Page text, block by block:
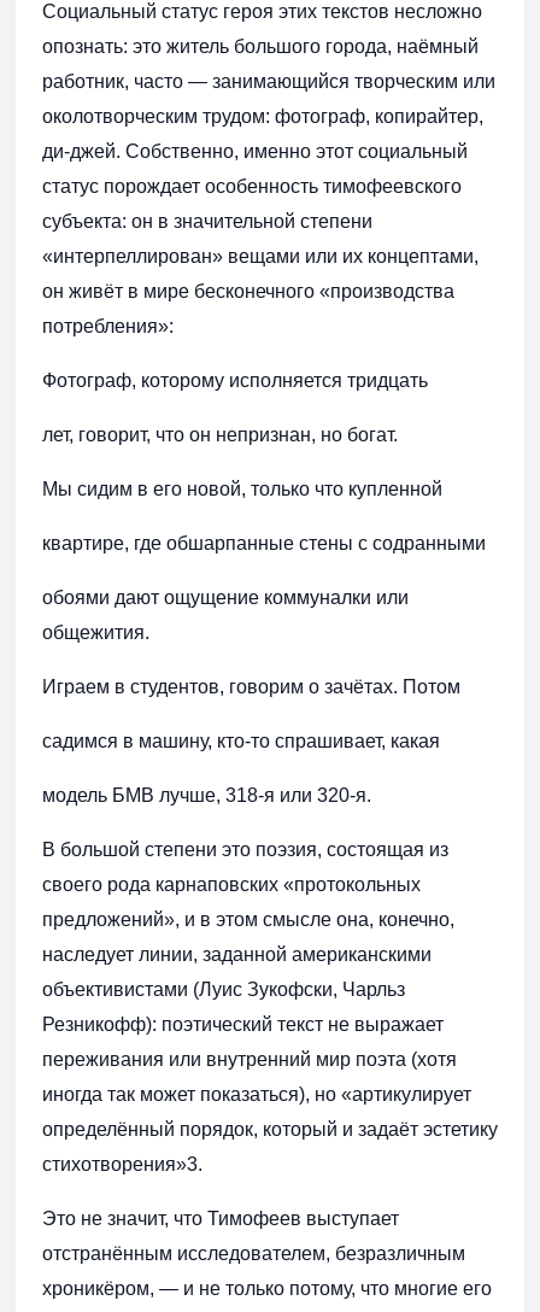
Социальный статус героя этих текстов несложно
опознать: это житель большого города, наёмный
работник, часто — занимающийся творческим или
околотворческим трудом: фотограф, копирайтер,
ди-джей. Собственно, именно этот социальный
статус порождает особенность тимофеевского
субъекта: он в значительной степени
«интерпеллирован» вещами или их концептами,
он живёт в мире бесконечного «производства
потребления»:
Фотограф, которому исполняется тридцать
лет, говорит, что он непризнан, но богат.
Мы сидим в его новой, только что купленной
квартире, где обшарпанные стены с содранными
обоями дают ощущение коммуналки или
общежития.
Играем в студентов, говорим о зачётах. Потом
садимся в машину, кто-то спрашивает, какая
модель БМВ лучше, 318-я или 320-я.
В большой степени это поэзия, состоящая из
своего рода карнаповских «протокольных
предложений», и в этом смысле она, конечно,
наследует линии, заданной американскими
объективистами (Луис Зукофски, Чарльз
Резникофф): поэтический текст не выражает
переживания или внутренний мир поэта (хотя
иногда так может показаться), но «артикулирует
определённый порядок, который и задаёт эстетику
стихотворения»3.
Это не значит, что Тимофеев выступает
отстранённым исследователем, безразличным
хроникёром, — и не только потому, что многие его